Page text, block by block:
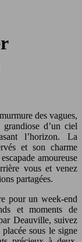
des vagues,
d’un ciel
l’horizon. La
et son charme
amoureuse
vous et venez
partagées.
pour un week-end
et moments de
Deauville, suivez
sous le signe